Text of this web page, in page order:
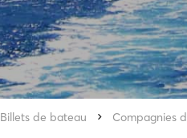
Billets de bateau Compagnies